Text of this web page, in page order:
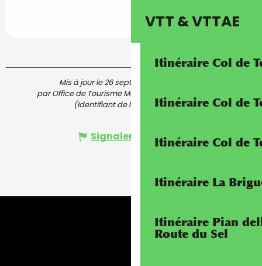
VTT & VTTAE
Itinéraire Col de
Itinéraire Col de
Itinéraire Col de
Itinéraire La
Itinéraire Pian
Route du Sel
Mis à jour le 26 septembre 2024 à 15:09
par Office de Tourisme Menton, Riviera & Merveilles
(Identifiant de l'offre :
7082964)
Signaler une erreur